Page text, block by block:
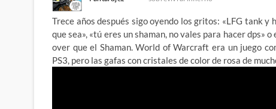
Trece años después sigo oyendo los gritos: «LFG tank y
que sea», «tú eres un shaman, no vales para hacer dps»
over que el Shaman. World of Warcraft era un juego
PS3, pero las gafas con cristales de color de rosa de